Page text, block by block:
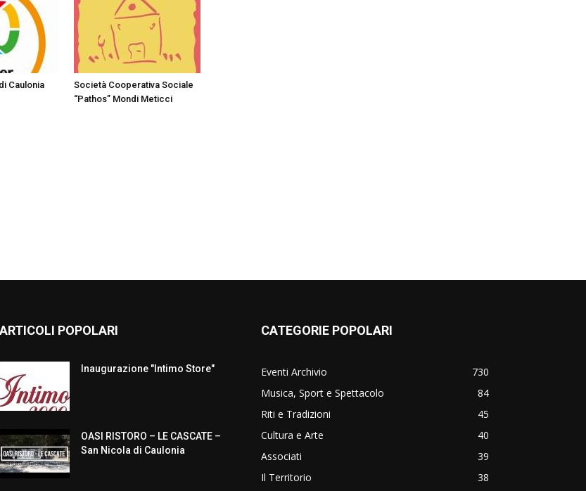
Caulonia
Società Cooperativa Sociale
“Pathos” Mondi Meticci
ARTICOLI POPOLARI
Inaugurazione "Intimo Store"
OASI RISTORO – LE CASCATE –
San Nicola di Caulonia
CATEGORIE POPOLARI
Eventi Archivio
730
Musica, Sport e Spettacolo
84
Riti e Tradizioni
45
Cultura e Arte
40
Associati
39
Il Territorio
38